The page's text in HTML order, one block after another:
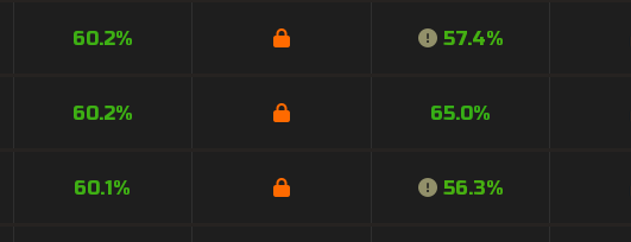
60.2% 57.4%
60.2% 65.0%
60.1% 56.3%